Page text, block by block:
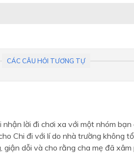
CÁC CÂU HỎI TƯƠNG TỰ
lời đi chơi xa với một nhóm bạn
Chi đi với lí do nhà trường không
giận dỗi và cho rằng cha mẹ đã